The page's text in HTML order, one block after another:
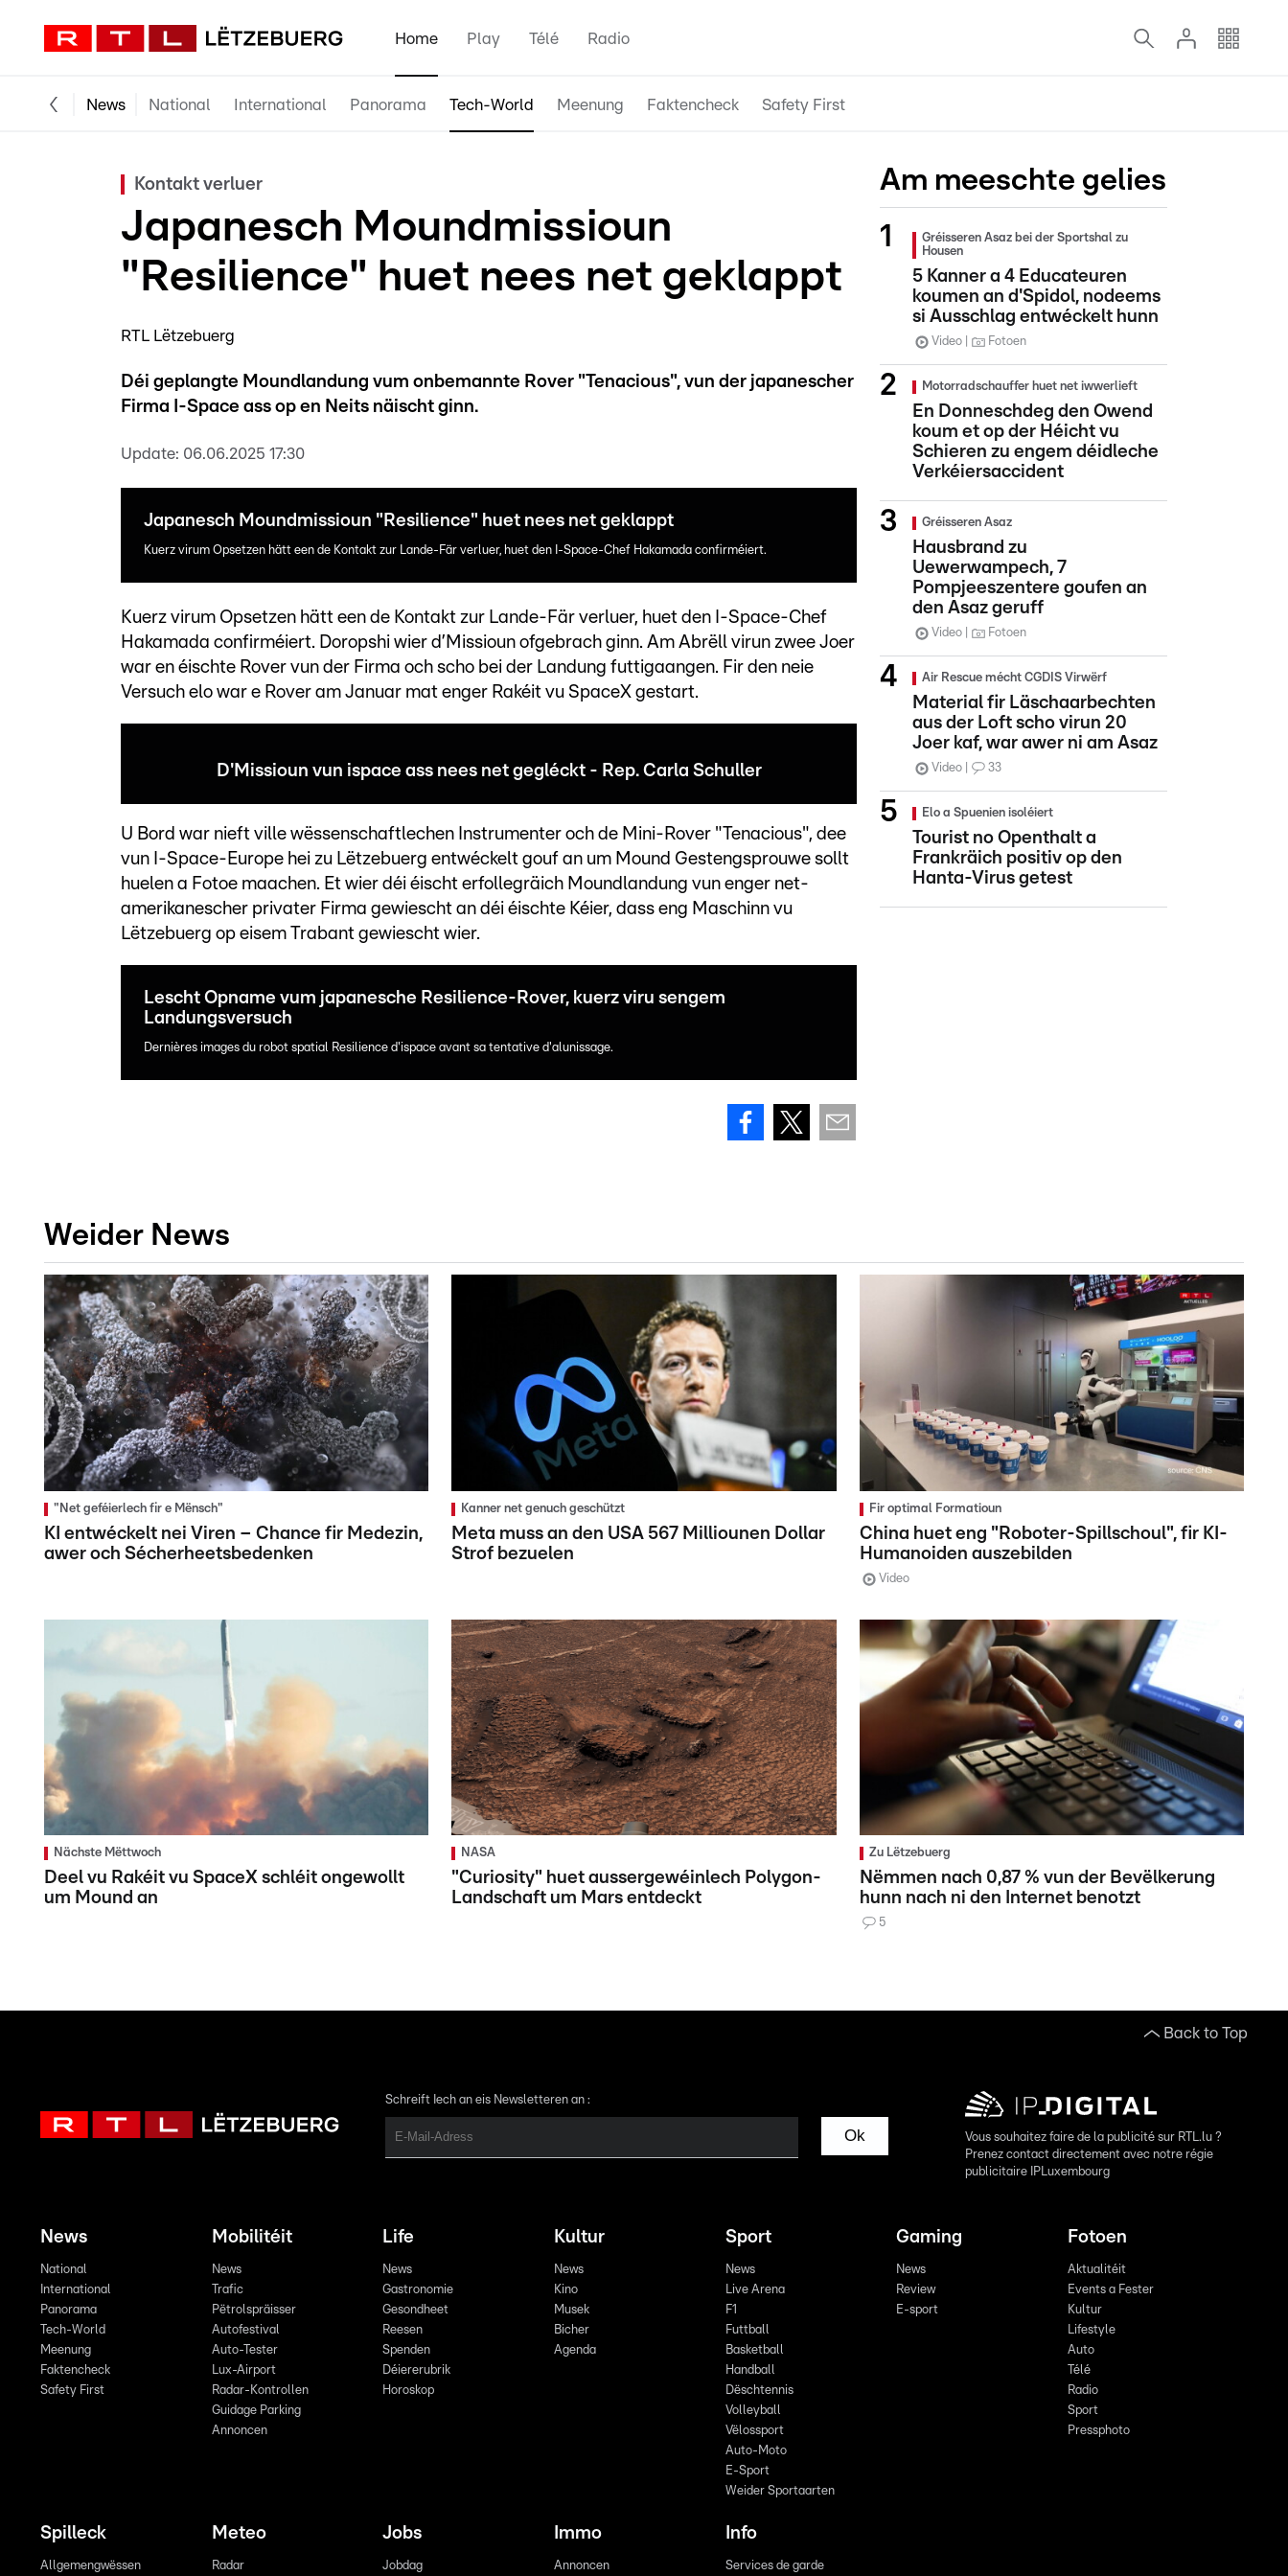
Home Play Télé Radio
News National International Panorama Tech-World Meenung Faktencheck Safety First
Kontakt verluer
Japanesch Moundmissioun
"Resilience" huet nees net geklappt
RTL Lëtzebuerg
Déi geplangte Moundlandung vum onbemannte Rover "Tenacious", vun der japanescher
Firma I-Space ass op en Neits näischt ginn.
Update: 06.06.2025 17:30
Japanesch Moundmissioun "Resilience" huet nees net geklappt
Kuerz virum Opsetzen hätt een de Kontakt zur Lande-Fär verluer, huet den I-Space-Chef Hakamada confirméiert.
Kuerz virum Opsetzen hätt een de Kontakt zur Lande-Fär verluer, huet den I-Space-Chef
Hakamada confirméiert. Doropshi wier d’Missioun ofgebrach ginn. Am Abrëll virun zwee Joer
war en éischte Rover vun der Firma och scho bei der Landung futtigaangen. Fir den neie
Versuch elo war e Rover am Januar mat enger Rakéit vu SpaceX gestart.
D'Missioun vun ispace ass nees net gegléckt - Rep. Carla Schuller
U Bord war nieft ville wëssenschaftlechen Instrumenter och de Mini-Rover "Tenacious", dee
vun I-Space-Europe hei zu Lëtzebuerg entwéckelt gouf an um Mound Gestengsprouwe sollt
huelen a Fotoe maachen. Et wier déi éischt erfollegräich Moundlandung vun enger net-
amerikanescher privater Firma gewiescht an déi éischte Kéier, dass eng Maschinn vu
Lëtzebuerg op eisem Trabant gewiescht wier.
Lescht Opname vum japanesche Resilience-Rover, kuerz viru sengem
Landungsversuch
Dernières images du robot spatial Resilience d'ispace avant sa tentative d'alunissage.
Am meeschte gelies
Gréisseren Asaz bei der Sportshal zu
Housen
5 Kanner a 4 Educateuren
koumen an d'Spidol, nodeems
si Ausschlag entwéckelt hunn
Video Fotoen
Motorradschauffer huet net iwwerlieft
En Donneschdeg den Owend
koum et op der Héicht vu
Schieren zu engem déidleche
Verkéiersaccident
Gréisseren Asaz
Hausbrand zu
Uewerwampech, 7
Pompjeeszentere goufen an
den Asaz geruff
Video Fotoen
Air Rescue mécht CGDIS Virwërf
Material fir Läschaarbechten
aus der Loft scho virun 20
Joer kaf, war awer ni am Asaz
Video 33
Elo a Spuenien isoléiert
Tourist no Openthalt a
Frankräich positiv op den
Hanta-Virus getest
Weider News
"Net geféierlech fir e Mënsch"
KI entwéckelt nei Viren – Chance fir Medezin,
awer och Sécherheetsbedenken
Kanner net genuch geschützt
Meta muss an den USA 567 Milliounen Dollar
Strof bezuelen
Fir optimal Formatioun
China huet eng "Roboter-Spillschoul", fir KI-
Humanoiden auszebilden
Video
Nächste Mëttwoch
Deel vu Rakéit vu SpaceX schléit ongewollt
um Mound an
NASA
"Curiosity" huet aussergewéinlech Polygon-
Landschaft um Mars entdeckt
Zu Lëtzebuerg
Nëmmen nach 0,87 % vun der Bevëlkerung
hunn nach ni den Internet benotzt
5
Back to Top
Schreift Iech an eis Newsletteren an :
Ok
Vous souhaitez faire de la publicité sur RTL.lu ?
Prenez contact directement avec notre régie
publicitaire IPLuxembourg
News
National
International
Panorama
Tech-World
Meenung
Faktencheck
Safety First
Mobilitéit
News
Trafic
Pëtrolspräisser
Autofestival
Auto-Tester
Lux-Airport
Radar-Kontrollen
Guidage Parking
Annoncen
Life
News
Gastronomie
Gesondheet
Reesen
Spenden
Déiererubrik
Horoskop
Kultur
News
Kino
Musek
Bicher
Agenda
Sport
News
Live Arena
F1
Futtball
Basketball
Handball
Dëschtennis
Volleyball
Vëlossport
Auto-Moto
E-Sport
Weider Sportaarten
Gaming
News
Review
E-sport
Fotoen
Aktualitéit
Events a Fester
Kultur
Lifestyle
Auto
Télé
Radio
Sport
Pressphoto
Spilleck
Allgemengwëssen
Meteo
Radar
Jobs
Jobdag
Immo
Annoncen
Info
Services de garde